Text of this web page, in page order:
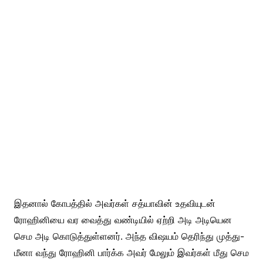
இதனால் கோபத்தில் அவர்கள் சத்யாவின் உதவியுடன்
ரோஹினியை வர வைத்து வண்டியில் ஏற்றி அடி அடியென
செம அடி கொடுத்துள்ளனர். அந்த விஷயம் தெரிந்து முத்து-
மீனா வந்து ரோஹினி பார்க்க அவர் மேலும் இவர்கள் மீது செம